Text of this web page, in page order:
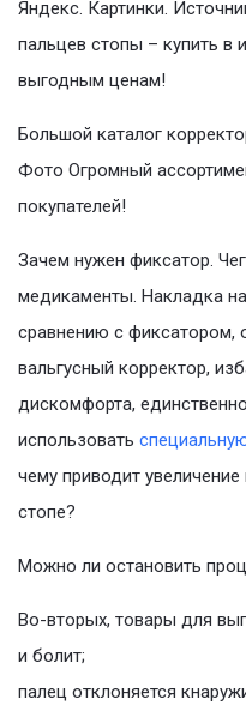
Яндекс. Картинки.
пальцев стопы – купить в
выгодным ценам!
Большой каталог
Фото Огромный
покупателей!
Зачем нужен фиксатор.
медикаменты. Накладка
сравнению с фиксатором,
вальгусный корректор,
дискомфорта,
использовать
чему приводит
стопе?
Можно ли остановить
Во-вторых, товары для
и болит;
палец отклоняется